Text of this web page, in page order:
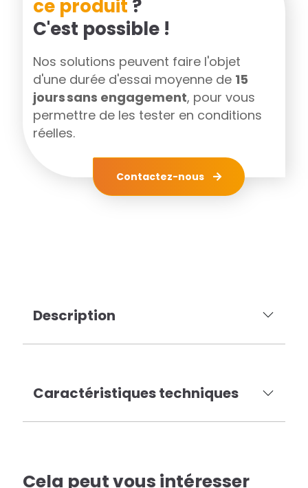
ce produit ?
C'est possible !
Nos solutions peuvent faire l'objet
d'une durée d'essai moyenne de 15
jours sans engagement, pour vous
permettre de les tester en conditions
réelles.
Contactez-nous
Description
Caractéristiques techniques
Cela peut vous intéresser